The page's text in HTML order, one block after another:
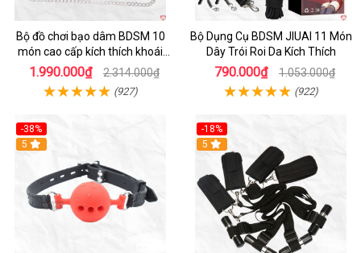
Bộ đồ chơi bạo dâm BDSM 10
món cao cấp kích thích khoái
cảm
1.990.000₫ 2.314.000₫
(927)
Bộ Dụng Cụ BDSM JIUAI 11 Món
Dây Trói Roi Da Kích Thích
790.000₫ 1.053.000₫
(922)
-38%
Hot
5
-18%
Hot
5